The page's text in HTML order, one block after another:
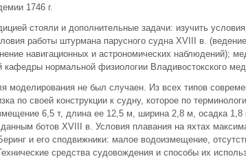
1746 г.
стояли и дополнительные задачи: изучить
работы штурмана парусного судна XVIII в.
навигационных и астрономических наблюдений);
кафедры нормальной физиологии Владивостокского
моделирования не был случаен. Из всех типов
по своей конструкции к судну, которое по
6,5 т, длина ее 12,5 м, ширина 2,8 м, осадка 1,8
ботов XVIII в. Условия плавания на яхтах
и его сподвижники: малое водоизмещение,
средства судовождения и способы их